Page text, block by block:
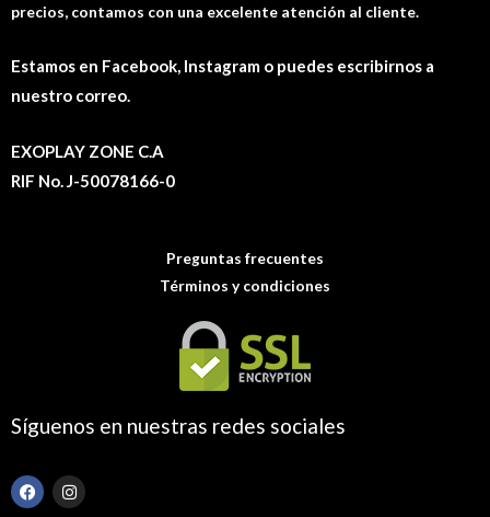
precios, contamos con una excelente atención al cliente.
Estamos en Facebook, Instagram o puedes escribirnos a
nuestro correo.
EXOPLAY ZONE C.A
RIF No. J-50078166-0
Preguntas frecuentes
Términos y condiciones
Síguenos en nuestras redes sociales
F
a
I
n